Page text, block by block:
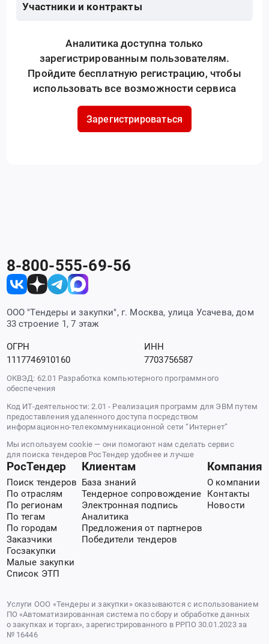
Участники и контракты
Аналитика доступна только
зарегистрированным пользователям.
Пройдите бесплатную регистрацию, чтобы
использовать все возможности сервиса
Зарегистрироваться
8-800-555-69-56
ООО "Тендеры и закупки", г. Москва, улица Усачева, дом
33 строение 1, 7 этаж
ОГРН
1117746910160
ИНН
7703756587
ОКВЭД: 62.01 Разработка компьютерного программного
обеспечения
Код ИТ-деятельности: 2.01 - Реализация программ для ЭВМ путем
предоставления удаленного доступа посредством
информационно-телекоммуникационной сети “Интернет”
Мы используем cookie — они помогают нам сделать сервис
для поиска тендеров РосТендер удобнее и лучше
РосТендер
Поиск тендеров
По отраслям
По регионам
По тегам
По городам
Заказчики
Госзакупки
Малые закупки
Список ЭТП
Клиентам
База знаний
Тендерное сопровождение
Электронная подпись
Аналитика
Предложения от партнеров
Победители тендеров
Компания
О компании
Контакты
Новости
Услуги ООО «Тендеры и закупки» оказываются с использованием
ПО «Автоматизированная система по сбору и обработке данных
о закупках и торгах», зарегистрированного в РРПО 30.01.2023 за
№ 16446